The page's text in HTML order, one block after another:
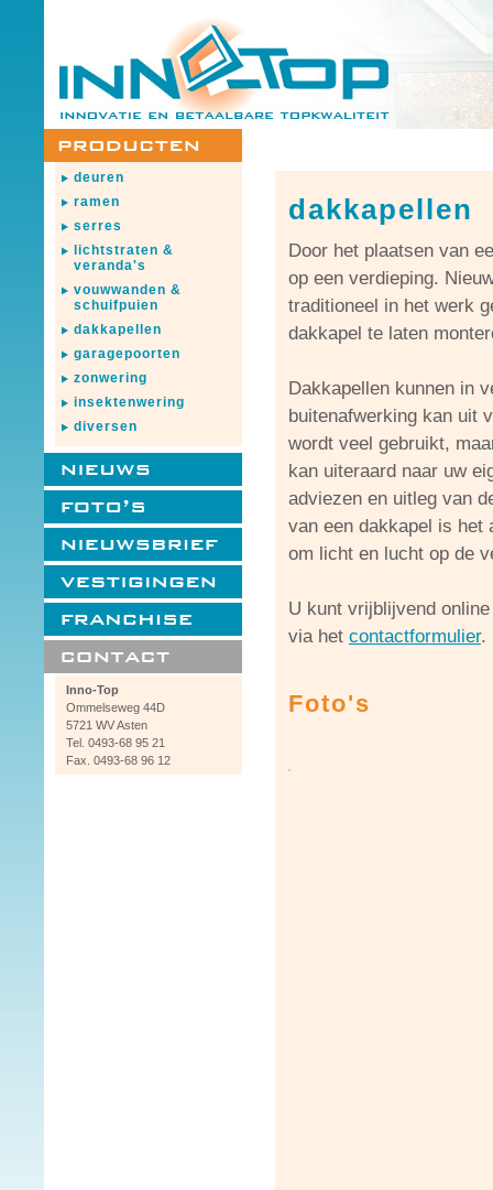
deuren
ramen
serres
lichtstraten &
veranda's
vouwwanden &
schuifpuien
dakkapellen
garagepoorten
zonwering
insektenwering
diversen
Inno-Top
Ommelseweg 44D
5721 WV Asten
Tel. 0493-68 95 21
Fax. 0493-68 96 12
dakkapellen
Door het plaatsen van
op een verdieping.
traditioneel in het werk
dakkapel te laten
Dakkapellen kunnen in
buitenafwerking kan uit
wordt veel gebruikt,
kan uiteraard naar uw
adviezen en uitleg van
van een dakkapel is het
om licht en lucht op de
U kunt vrijblijvend
via het contactformulier.
Foto's